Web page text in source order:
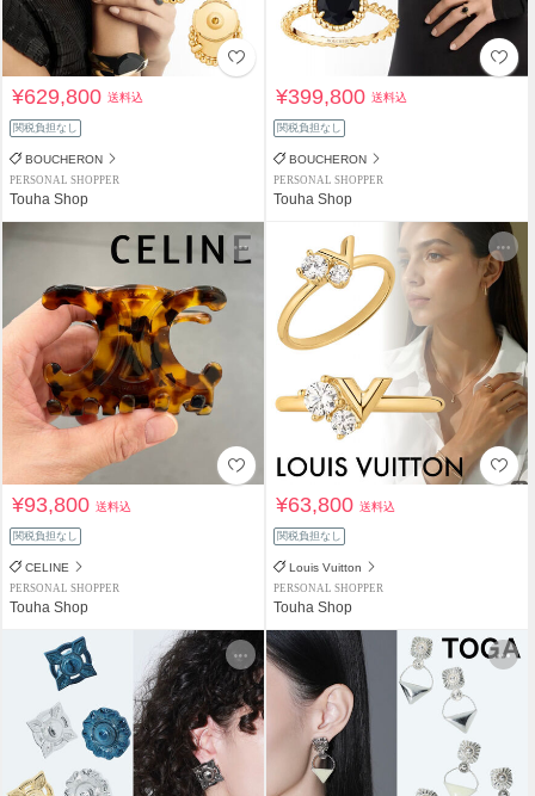
¥629,800送料込
関税負担なし
BOUCHERON
PERSONAL SHOPPER
Touha Shop
¥399,800送料込
関税負担なし
BOUCHERON
PERSONAL SHOPPER
Touha Shop
¥93,800送料込
関税負担なし
CELINE
PERSONAL SHOPPER
Touha Shop
¥63,800送料込
関税負担なし
Louis Vuitton
PERSONAL SHOPPER
Touha Shop